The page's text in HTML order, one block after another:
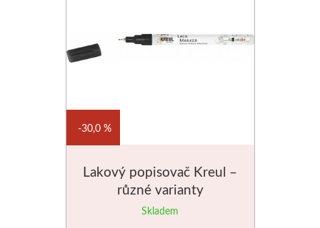
Lakový popisovač Kreul –
různé varianty
Skladem
30,0 %